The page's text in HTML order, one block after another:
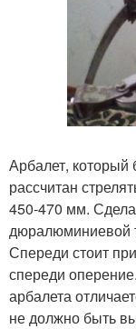
Арбалет, который
рассчитан
450-470 мм.
дюралюминиевой
Спереди стоит
спереди
арбалета
не должно быть